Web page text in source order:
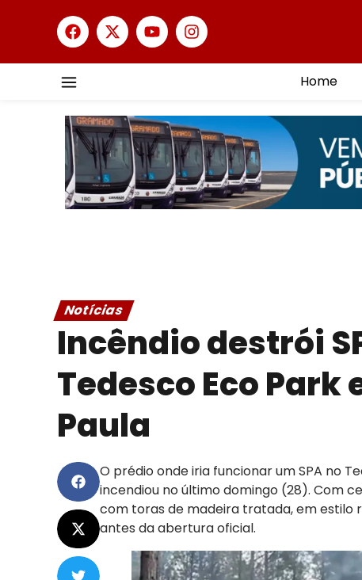
Home
Notícias
Incêndio destrói
Tedesco Eco Park
Paula
O prédio onde iria funcionar um SPA no
incendiou no último domingo (28). Com
com toras de madeira tratada, em estilo
antes da abertura oficial.